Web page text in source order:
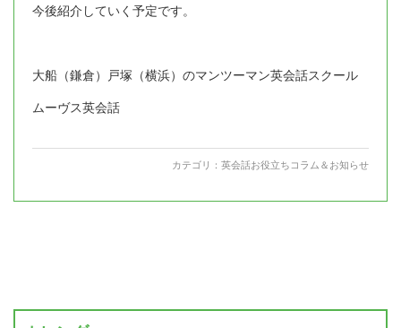
今後紹介していく予定です。
大船（鎌倉）戸塚（横浜）のマンツーマン英会話スクール
ムーヴス英会話
カテゴリ： 英会話お役立ちコラム＆お知らせ